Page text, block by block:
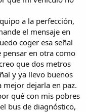
a la perfección,
el mensaje en
coger esa señal
pensar en otra como
que dos metros
y ya llevo buenos
mejor dejarla en paz.
qué con mis pobres
bus de diagnóstico,